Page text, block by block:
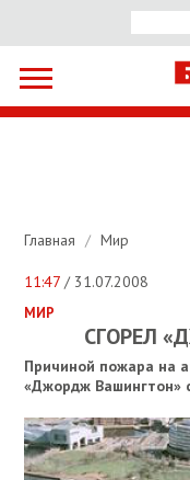
Главная / Мир
11:47 / 31.07.2008
МИР
СГОРЕЛ
Причиной пожара на
«Джордж Вашингтон»